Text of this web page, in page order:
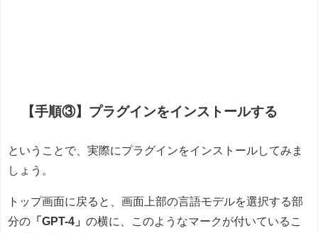
【手順③】プラグインをインストールする
ということで、実際にプラグインをインストールしてみま
しょう。
トップ画面に戻ると、画面上部の言語モデルを選択する部
分の 「GPT-4」 の横に、このようなマークが付いているこ